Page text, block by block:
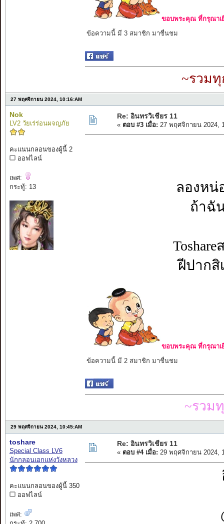
ขอบพระคุณ ที่กรุณาเ
ข้อความนี้ มี 3 สมาชิก มาชื่นชม
~รวมทุ
27 พฤศจิกายน 2024, 10:16:AM
Nok
LV2 วัยเร่ร่อนผจญภัย
คะแนนกลอนของผู้นี้ 2
ออฟไลน์
เพศ:
กระทู้: 13
Re: อินทรวิเชียร 11
« ตอบ #3 เมื่อ: 27 พฤศจิกายน 2024,
ลองหน่อ
ถ้าฉั
ฝีปาก
ขอบพระคุณ ที่กรุณาเ
ข้อความนี้ มี 2 สมาชิก มาชื่นชม
~รวม
29 พฤศจิกายน 2024, 10:45:AM
toshare
Special Class LV6
นักกลอนเอกแห่งวังหลวง
คะแนนกลอนของผู้นี้ 350
ออฟไลน์
เพศ:
Re: อินทรวิเชียร 11
« ตอบ #4 เมื่อ: 29 พฤศจิกายน 2024,